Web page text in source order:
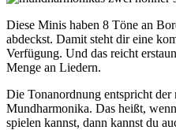
Diese Minis haben 8 Töne an
abdeckst. Damit steht dir eine
Verfügung. Und das reicht
Menge an Liedern.
Die Tonanordnung entspricht
Mundharmonika. Das heißt,
spielen kannst, dann kannst du